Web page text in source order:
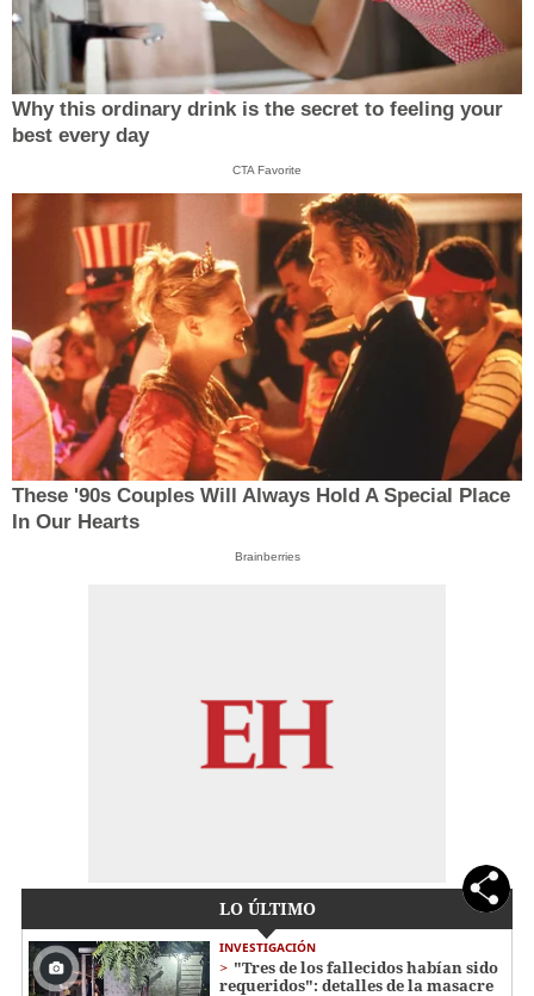
Why this ordinary drink is the secret to feeling your
best every day
CTA Favorite
These '90s Couples Will Always Hold A Special Place
In Our Hearts
Brainberries
LO ÚLTIMO
INVESTIGACIÓN
"Tres de los fallecidos habían sido
requeridos": detalles de la masacre